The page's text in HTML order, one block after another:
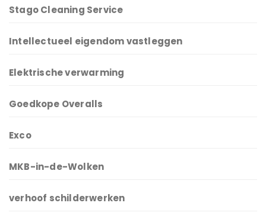
Stago Cleaning Service
Intellectueel eigendom vastleggen
Elektrische verwarming
Goedkope Overalls
Exco
MKB-in-de-Wolken
verhoof schilderwerken